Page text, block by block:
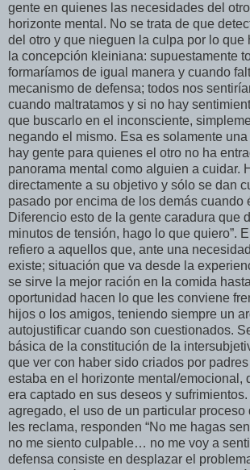
gente en quienes las necesidades del
horizonte mental. No se trata de que
del otro y que nieguen la culpa por lo que
la concepción kleiniana: supuestamente
formaríamos de igual manera y cuando
mecanismo de defensa; todos nos
cuando maltratamos y si no hay
que buscarlo en el inconsciente,
negando el mismo. Esa es solamente
hay gente para quienes el otro no ha
panorama mental como alguien a cuidar.
directamente a su objetivo y sólo se dan
pasado por encima de los demás cuando
Diferencio esto de la gente caradura que
minutos de tensión, hago lo que quiero”.
refiero a aquellos que, ante una
existe; situación que va desde la
se sirve la mejor ración en la comida
oportunidad hacen lo que les conviene
hijos o los amigos, teniendo siempre un
autojustificar cuando son cuestionados.
básica de la constitución de la
que ver con haber sido criados por
estaba en el horizonte mental/emocional,
era captado en sus deseos y
agregado, el uso de un particular proceso
les reclama, responden “No me hagas
no me siento culpable… no me voy a
defensa consiste en desplazar el